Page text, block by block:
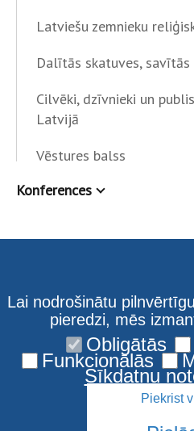
Latviešu zemnieku
Dalītās skatuves, savītās
Cilvēki, dzīvnieki un
Latvijā
Vēstures balss
Konferences
Lai nodrošinātu
pieredzi, mēs
Obligātās
Funkcionālās
Sīkdatņu
Piekrist